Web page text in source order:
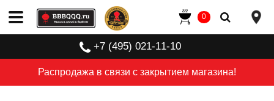
Распродажа в связи с закрытием магазина!
+7 (495) 021-11-10
0